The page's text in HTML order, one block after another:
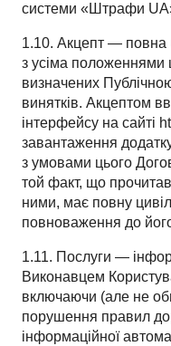
системи «Штрафи
1.10. Акцепт — повна
з усіма положеннями
визначених
винятків. Акцептом
інтерфейсу на сайті
завантаження
з умовами цього
той факт, що
ними, має повну
повноваження до
1.11. Послуги —
Виконавцем
включаючи (але не
порушення правил
інформаційної